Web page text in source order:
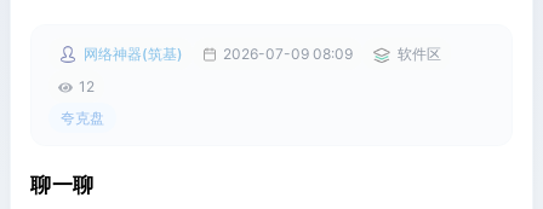
网络神器(筑基) 2026-07-09 08:09
软件区
12
夸克盘
聊一聊